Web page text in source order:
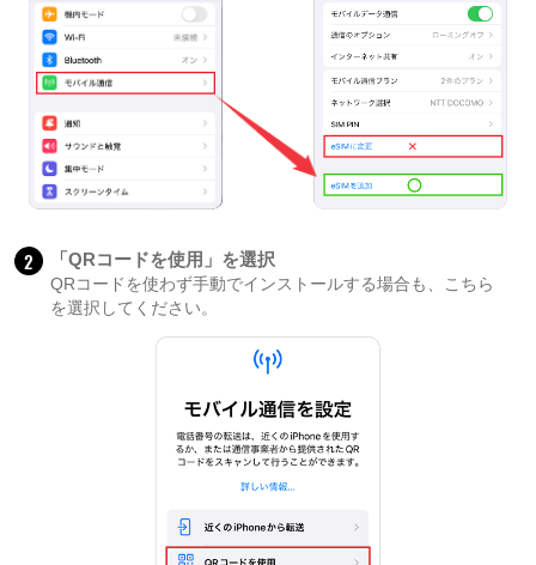
2 「QRコードを使用」を選択
QRコードを使わず手動でインストールする場合も、こちら
を選択してください。